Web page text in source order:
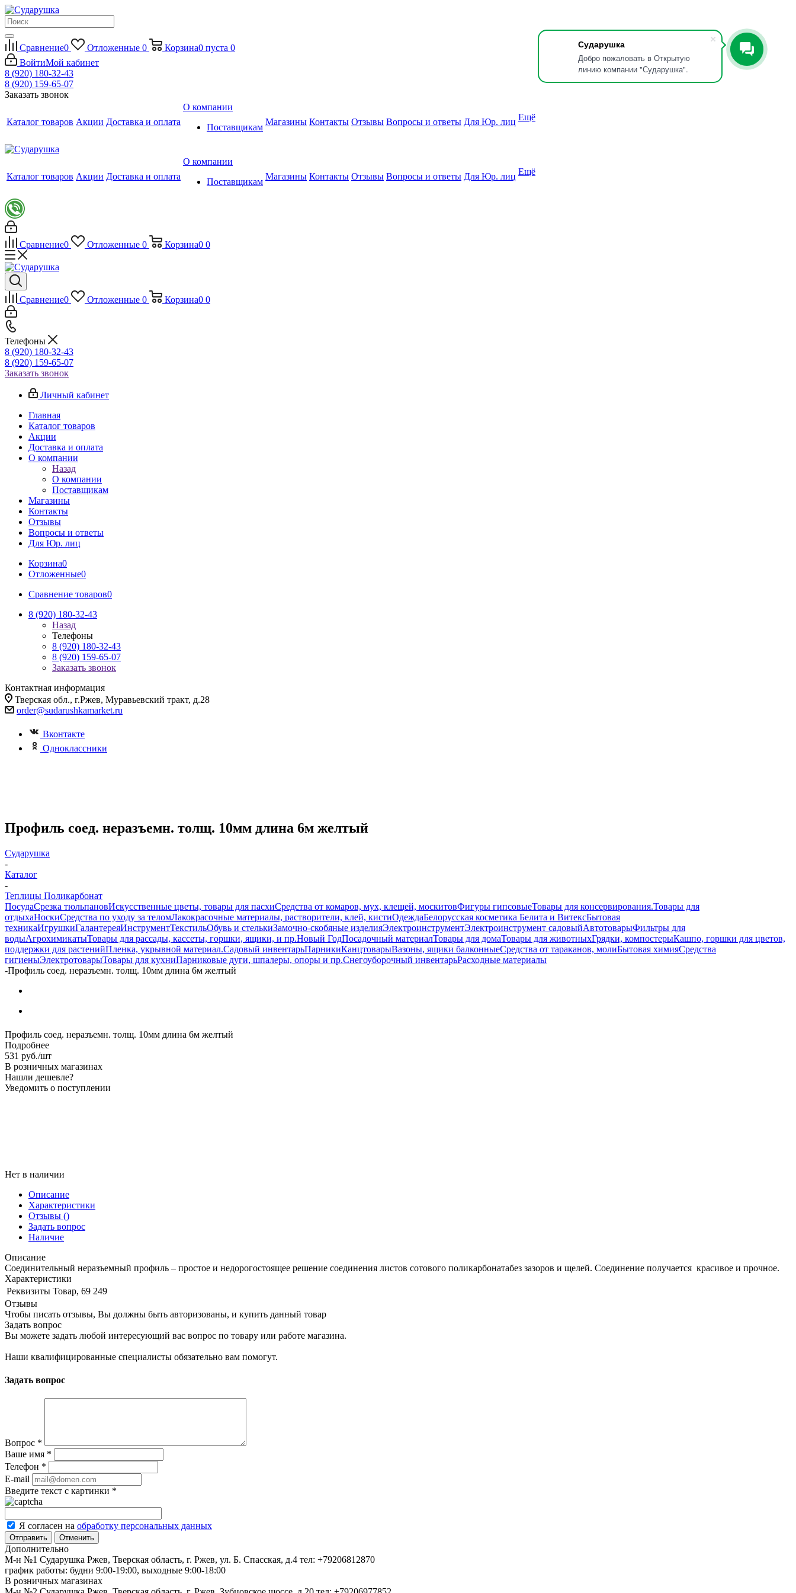
Сударушка
Добро пожаловать в Открытую
линию компании "Сударушка".
Сравнение0 Отложенные 0 Корзина0 пуста 0
ВойтиМой кабинет
8 (920) 180-32-43
8 (920) 159-65-07
Заказать звонок
Каталог товаров Акции Доставка и оплата
О компании
Поставщикам
Магазины Контакты Отзывы Вопросы и ответы Для Юр. лиц Ещё
Каталог товаров Акции Доставка и оплата
О компании
Поставщикам
Магазины Контакты Отзывы Вопросы и ответы Для Юр. лиц Ещё
Сравнение0 Отложенные 0 Корзина0 0
Сравнение0 Отложенные 0 Корзина0 0
Телефоны
8 (920) 180-32-43
8 (920) 159-65-07
Заказать звонок
Личный кабинет
Главная
Каталог товаров
Акции
Доставка и оплата
О компании
Назад
О компании
Поставщикам
Магазины
Контакты
Отзывы
Вопросы и ответы
Для Юр. лиц
Корзина0
Отложенные0
Сравнение товаров0
8 (920) 180-32-43
Назад
Телефоны
8 (920) 180-32-43
8 (920) 159-65-07
Заказать звонок
Контактная информация
Тверская обл., г.Ржев, Муравьевский тракт, д.28
order@sudarushkamarket.ru
Вконтакте
Одноклассники
Профиль соед. неразъемн. толщ. 10мм длина 6м желтый
Сударушка
-
Каталог
-
Теплицы Поликарбонат
ПосудаСрезка тюльпановИскусственные цветы, товары для пасхиСредства от комаров, мух, клещей, москитовФигуры гипсовыеТовары для консервирования.Товары для
отдыхаНоскиСредства по уходу за теломЛакокрасочные материалы, растворители, клей, кистиОдеждаБелорусская косметика Белита и ВитексБытовая
техникаИгрушкиГалантереяИнструментТекстильОбувь и стелькиЗамочно-скобяные изделияЭлектроинструментЭлектроинструмент садовыйАвтотоварыФильтры для
водыАгрохимикатыТовары для рассады, кассеты, горшки, ящики, и пр.Новый ГодПосадочный материалТовары для домаТовары для животныхГрядки, компостерыКашпо, горшки для цветов,
поддержки для растенийПленка, укрывной материал.Садовый инвентарьПарникиКанцтоварыВазоны, ящики балконныеСредства от тараканов, молиБытовая химияСредства
гигиеныЭлектротоварыТовары для кухниПарниковые дуги, шпалеры, опоры и пр.Снегоуборочный инвентарьРасходные материалы
-Профиль соед. неразъемн. толщ. 10мм длина 6м желтый
Профиль соед. неразъемн. толщ. 10мм длина 6м желтый
Подробнее
531 руб./шт
В розничных магазинах
Нашли дешевле?
Уведомить о поступлении
Нет в наличии
Описание
Характеристики
Отзывы ()
Задать вопрос
Наличие
Описание
Соединительный неразъемный профиль – простое и недорогостоящее решение соединения листов сотового поликарбонатабез зазоров и щелей. Соединение получается красивое и прочное.
Характеристики
Реквизиты Товар, 69 249
Отзывы
Чтобы писать отзывы, Вы должны быть авторизованы, и купить данный товар
Задать вопрос
Вы можете задать любой интересующий вас вопрос по товару или работе магазина.
Наши квалифицированные специалисты обязательно вам помогут.
Задать вопрос
Вопрос *
Ваше имя *
Телефон *
E-mail
Введите текст с картинки *
Я согласен на обработку персональных данных
Отменить
Дополнительно
М-н №1 Сударушка Ржев, Тверская область, г. Ржев, ул. Б. Спасская, д.4 тел: +79206812870
график работы: будни 9:00-19:00, выходные 9:00-18:00
В розничных магазинах